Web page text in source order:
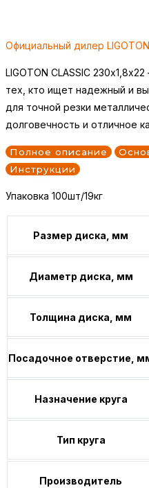
Официальный дилер LIGOTON
LIGOTON CLASSIC
тех, кто ищет надежный и
для точной резки
долговечность и отличное
Полное описание
Инструкции
Упаковка 100шт/19кг
Размер диска, мм
Диаметр диска, мм
Толщина диска, мм
Посадочное отверстие,
Назначение круга
Тип круга
Производитель